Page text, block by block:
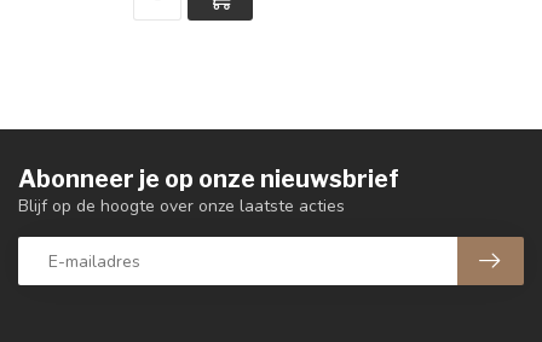
Abonneer je op onze nieuwsbrief
Blijf op de hoogte over onze laatste acties